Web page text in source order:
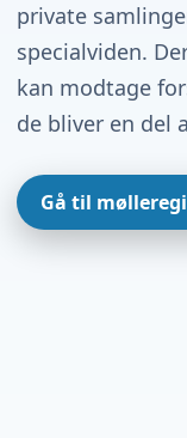
private
specialviden.
kan modtage
de bliver en del
Gå til